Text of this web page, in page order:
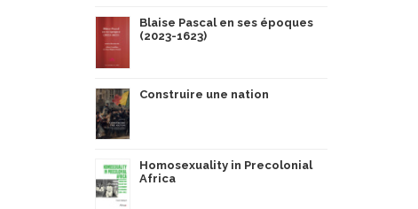
Blaise Pascal en ses époques
(2023-1623)
Construire une nation
Homosexuality in Precolonial
Africa